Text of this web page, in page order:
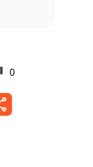
0